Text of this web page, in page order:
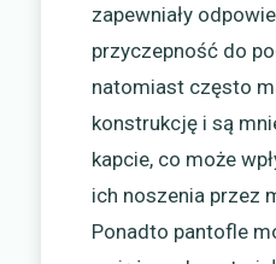
zapewniały
przyczepność do
natomiast często
konstrukcję i są
kapcie, co może
ich noszenia przez
Ponadto pantofle